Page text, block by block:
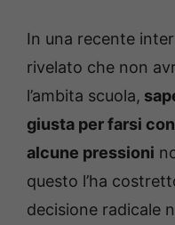
In una recente
rivelato che non
l’ambita scuola,
giusta per farsi
alcune pressioni
questo l’ha
decisione radicale